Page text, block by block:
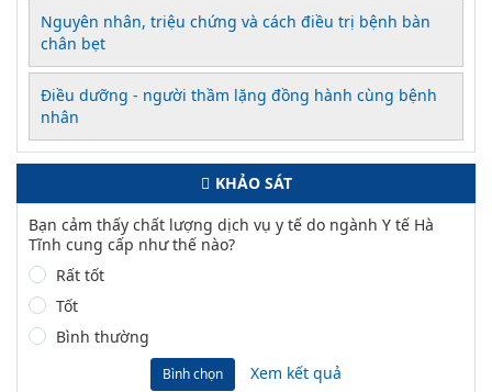
Nguyên nhân, triệu chứng và cách điều trị bệnh bàn
chân bẹt
Điều dưỡng - người thầm lặng đồng hành cùng bệnh
nhân
KHẢO SÁT
Bạn cảm thấy chất lượng dịch vụ y tế do ngành Y tế Hà
Tĩnh cung cấp như thế nào?
Rất tốt
Tốt
Bình thường
Bình chọn Xem kết quả